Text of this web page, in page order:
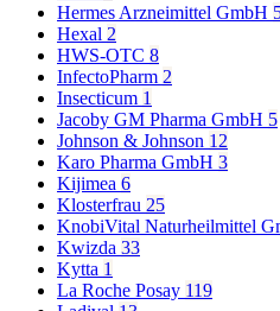
Hermes Arzneimittel GmbH
Hexal 2
HWS-OTC 8
InfectoPharm 2
Insecticum 1
Jacoby GM Pharma GmbH 5
Johnson & Johnson 12
Karo Pharma GmbH 3
Kijimea 6
Klosterfrau 25
KnobiVital Naturheilmittel
Kwizda 33
Kytta 1
La Roche Posay 119